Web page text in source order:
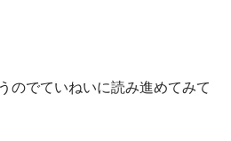
のでていねいに読み進めてみて